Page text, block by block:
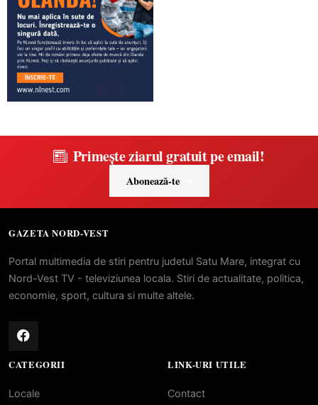
Primește ziarul gratuit pe email!
Abonează-te
GAZETA NORD-VEST
Portal multimedia de stiri pentru judetul Satu Mare, integrat cu
Nord-Vest TV - televiziunea locala. Stiri de actualitate, politica,
economie, sport, cultura si multe altele.
CATEGORII
Locale
LINK-URI UTILE
Contact